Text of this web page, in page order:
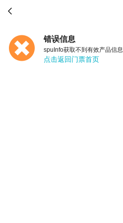

错误信息
spuInfo获取不到有效产品信息
点击返回门票首页